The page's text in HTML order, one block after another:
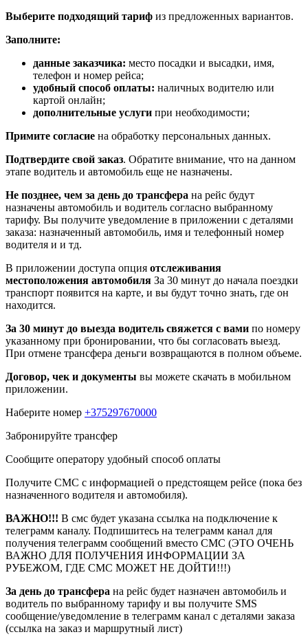
Выберите подходящий тариф из предложенных вариантов.
Заполните:
данные заказчика: место посадки и высадки, имя,
телефон и номер рейса;
удобный способ оплаты: наличных водителю или
картой онлайн;
дополнительные услуги при необходимости;
Примите согласие на обработку персональных данных.
Подтвердите свой заказ. Обратите внимание, что на данном
этапе водитель и автомобиль еще не назначены.
Не позднее, чем за день до трансфера на рейс будут
назначены автомобиль и водитель согласно выбранному
тарифу. Вы получите уведомление в приложении c деталями
заказа: назначенный автомобиль, имя и телефонный номер
водителя и и тд.
В приложении доступа опция отслеживания
местоположения автомобиля За 30 минут до начала поездки
транспорт появится на карте, и вы будут точно знать, где он
находится.
За 30 минут до выезда водитель свяжется с вами по номеру
указанному при бронировании, что бы согласовать выезд.
При отмене трансфера деньги возвращаются в полном объеме.
Договор, чек и документы вы можете скачать в мобильном
приложении.
Наберите номер +375297670000
Забронируйте трансфер
Сообщите оператору удобный способ оплаты
Получите СМС с информацией о предстоящем рейсе (пока без
назначенного водителя и автомобиля).
ВАЖНО!!! В смс будет указана ссылка на подключение к
телеграмм каналу. Подпишитесь на телеграмм канал для
получения телеграмм сообщений вместо СМС (ЭТО ОЧЕНЬ
ВАЖНО ДЛЯ ПОЛУЧЕНИЯ ИНФОРМАЦИИ ЗА
РУБЕЖОМ, ГДЕ СМС МОЖЕТ НЕ ДОЙТИ!!!)
За день до трансфера на рейс будет назначен автомобиль и
водитель по выбранному тарифу и вы получите SMS
сообщение/уведомление в телеграмм канал с деталями заказа
(ссылка на заказ и маршрутный лист)